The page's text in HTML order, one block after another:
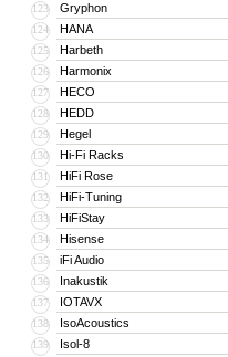
123 Gryphon
124 HANA
125 Harbeth
126 Harmonix
127 HECO
128 HEDD
129 Hegel
130 Hi-Fi Racks
131 HiFi Rose
132 HiFi-Tuning
133 HiFiStay
134 Hisense
135 iFi Audio
136 Inakustik
137 IOTAVX
138 IsoAcoustics
139 Isol-8